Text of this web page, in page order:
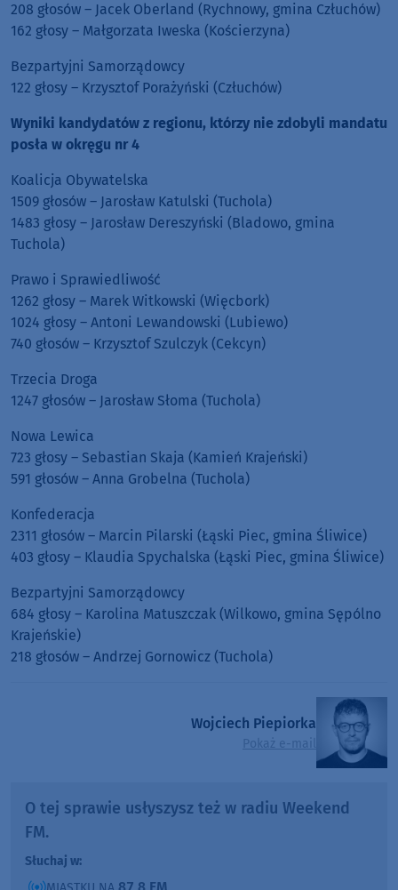
208 głosów – Jacek Oberland (Rychnowy, gmina Człuchów)
162 głosy – Małgorzata Iweska (Kościerzyna)
Bezpartyjni Samorządowcy
122 głosy – Krzysztof Porażyński (Człuchów)
Wyniki kandydatów z regionu, którzy nie zdobyli mandatu
posła w okręgu nr 4
Koalicja Obywatelska
1509 głosów – Jarosław Katulski (Tuchola)
1483 głosy – Jarosław Dereszyński (Bladowo, gmina
Tuchola)
Prawo i Sprawiedliwość
1262 głosy – Marek Witkowski (Więcbork)
1024 głosy – Antoni Lewandowski (Lubiewo)
740 głosów – Krzysztof Szulczyk (Cekcyn)
Trzecia Droga
1247 głosów – Jarosław Słoma (Tuchola)
Nowa Lewica
723 głosy – Sebastian Skaja (Kamień Krajeński)
591 głosów – Anna Grobelna (Tuchola)
Konfederacja
2311 głosów – Marcin Pilarski (Łąski Piec, gmina Śliwice)
403 głosy – Klaudia Spychalska (Łąski Piec, gmina Śliwice)
Bezpartyjni Samorządowcy
684 głosy – Karolina Matuszczak (Wilkowo, gmina Sępólno
Krajeńskie)
218 głosów – Andrzej Gornowicz (Tuchola)
Wojciech Piepiorka
Pokaż e-mail
O tej sprawie usłyszysz też w radiu Weekend
FM.
Słuchaj w: